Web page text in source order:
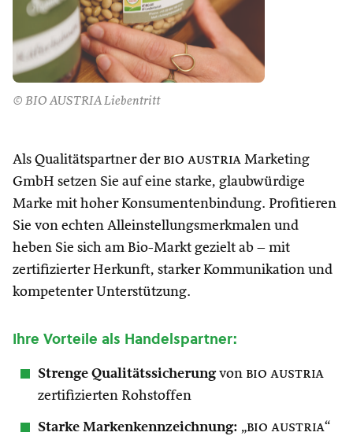
© BIO AUSTRIA Liebentritt
Als Qualitätspartner der bio austria Marketing
GmbH setzen Sie auf eine starke, glaubwürdige
Marke mit hoher Konsumentenbindung. Profitieren
Sie von echten Alleinstellungsmerkmalen und
heben Sie sich am Bio-Markt gezielt ab – mit
zertifizierter Herkunft, starker Kommunikation und
kompetenter Unterstützung.
Ihre Vorteile als Handelspartner:
Strenge Qualitätssicherungvon bio austria
zertifizierten Rohstoffen
Starke Markenkennzeichnung: „bio austria“